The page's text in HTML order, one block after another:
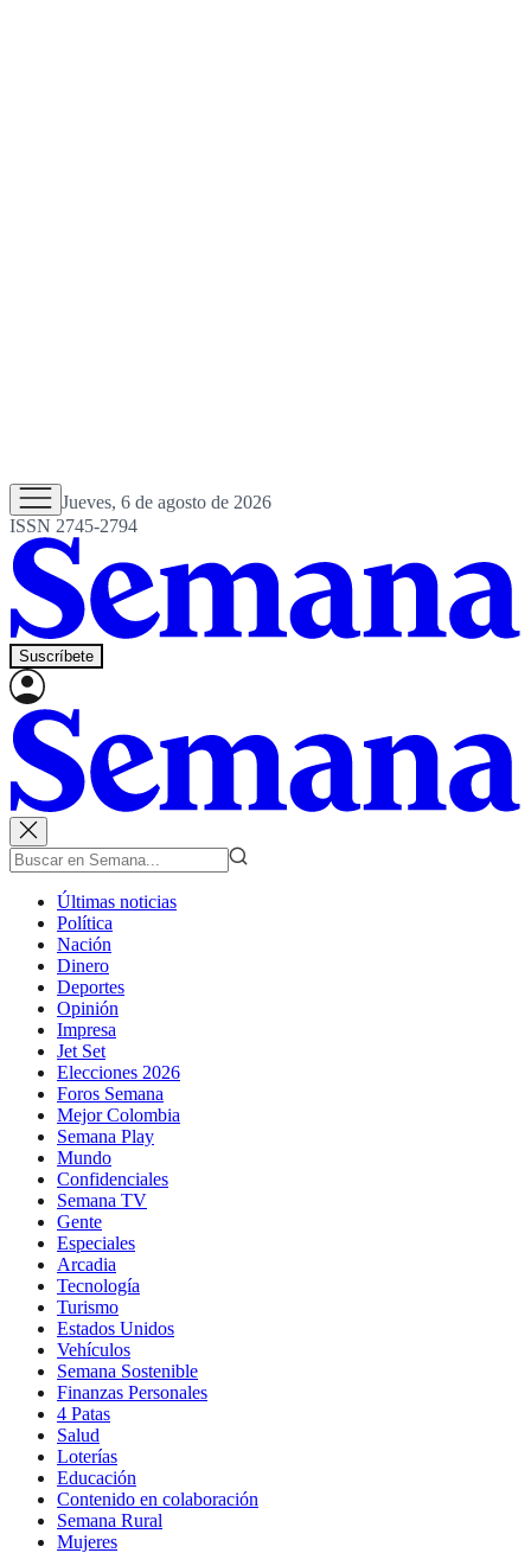
Jueves, 6 de agosto de 2026
ISSN 2745-2794
Suscríbete
Últimas noticias
Política
Nación
Dinero
Deportes
Opinión
Impresa
Jet Set
Elecciones 2026
Foros Semana
Mejor Colombia
Semana Play
Mundo
Confidenciales
Semana TV
Gente
Especiales
Arcadia
Tecnología
Turismo
Estados Unidos
Vehículos
Semana Sostenible
Finanzas Personales
4 Patas
Salud
Loterías
Educación
Contenido en colaboración
Semana Rural
Mujeres